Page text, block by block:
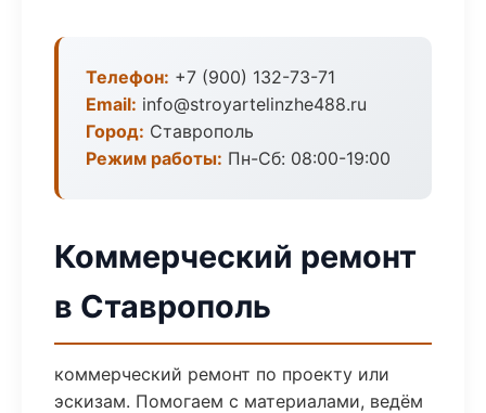
Телефон: +7 (900) 132-73-71
Email: info@stroyartelinzhe488.ru
Город: Ставрополь
Режим работы: Пн-Сб: 08:00-19:00
Коммерческий ремонт
в Ставрополь
коммерческий ремонт по проекту или
эскизам. Помогаем с материалами, ведём